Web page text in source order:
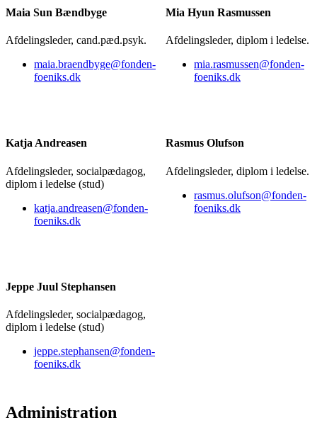
Maia Sun Bændbyge
Afdelingsleder, cand.pæd.psyk.
maia.braendbyge@fonden-
foeniks.dk
Mia Hyun Rasmussen
Afdelingsleder, diplom i ledelse.
mia.rasmussen@fonden-
foeniks.dk
Katja Andreasen
Afdelingsleder, socialpædagog,
diplom i ledelse (stud)
katja.andreasen@fonden-
foeniks.dk
Rasmus Olufson
Afdelingsleder, diplom i ledelse.
rasmus.olufson@fonden-
foeniks.dk
Jeppe Juul Stephansen
Afdelingsleder, socialpædagog,
diplom i ledelse (stud)
jeppe.stephansen@fonden-
foeniks.dk
Administration